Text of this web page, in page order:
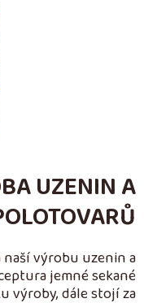
UZENIN A
výrobu uzenin a
jemné sekané
výroby, dále stojí za